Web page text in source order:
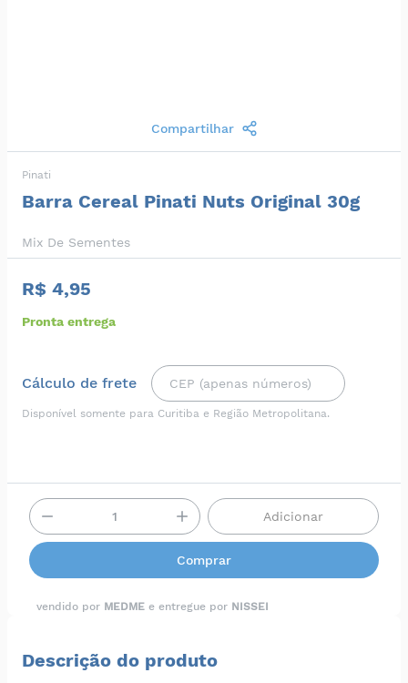
Compartilhar
Pinati
Barra Cereal Pinati Nuts Original 30g
Mix De Sementes
R$ 4,95
Pronta entrega
Cálculo de frete
Disponível somente para Curitiba e Região Metropolitana.
Adicionar
Comprar
vendido por MEDME e entregue por NISSEI
Descrição do produto